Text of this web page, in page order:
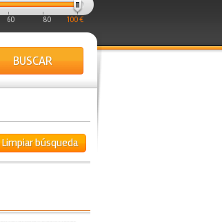
60 80 100 €
BUSCAR
Limpiar búsqueda